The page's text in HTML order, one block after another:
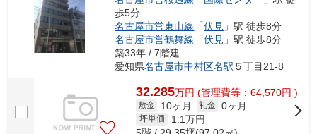
歩5分
名古屋市営東山線 「伏見 」駅 徒歩8分
名古屋市営鶴舞線 「伏見 」駅 徒歩8分
築33年 / 7階建
愛知県名古屋市中村区名駅 ５丁目21-8
32.285万円 (管理費等：64,570円 )
敷金 10ヶ月 礼金 0ヶ月
坪単価 1.1万円